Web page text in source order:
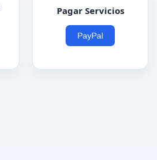
Pagar Servicios
PayPal